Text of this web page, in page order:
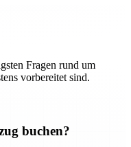
Fragen rund um
vorbereitet sind.
buchen?